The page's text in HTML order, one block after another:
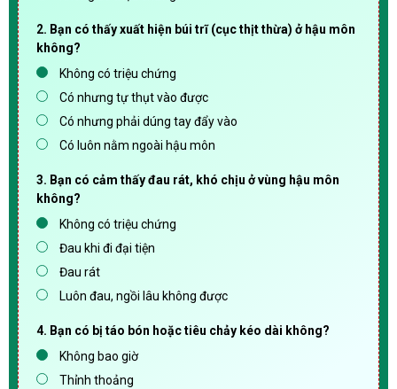
2. Bạn có thấy xuất hiện búi trĩ (cục thịt thừa) ở hậu môn
không?
Không có triệu chứng
Có nhưng tự thụt vào được
Có nhưng phải dúng tay đẩy vào
Có luôn nằm ngoài hậu môn
3. Bạn có cảm thấy đau rát, khó chịu ở vùng hậu môn
không?
Không có triệu chứng
Đau khi đi đại tiện
Đau rát
Luôn đau, ngồi lâu không được
4. Bạn có bị táo bón hoặc tiêu chảy kéo dài không?
Không bao giờ
Thỉnh thoảng